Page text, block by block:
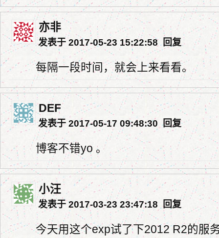
亦非
发表于 2017-05-23 15:22:58 回复
每隔一段时间，就会上来看看。
DEF
发表于 2017-05-17 09:48:30回复
博客不错yo 。
小汪
发表于 2017-03-23 23:47:18 回复
今天用这个exp试了下2012 R2的服